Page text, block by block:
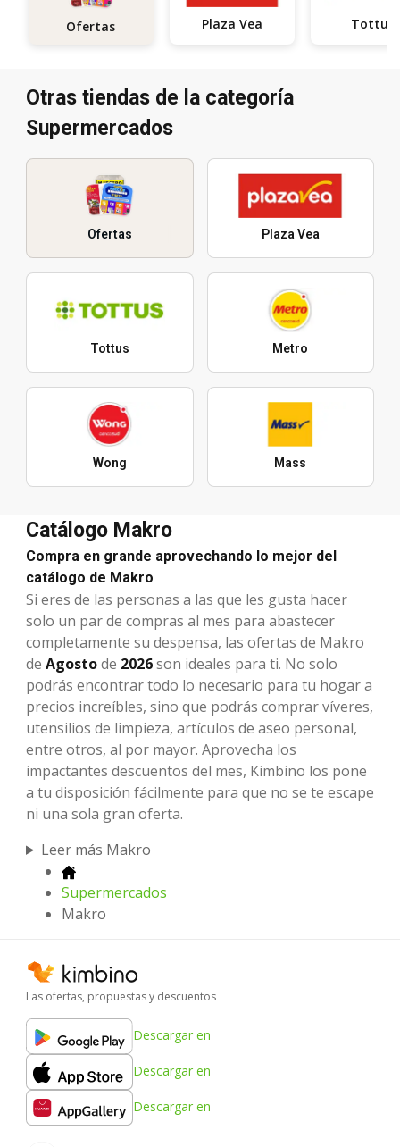
Ofertas Plaza Vea Tottus
Otras tiendas de la categoría
Supermercados
Ofertas Plaza Vea
Tottus Metro
Wong Mass
Catálogo Makro
Compra en grande aprovechando lo mejor del
catálogo de Makro
Si eres de las personas a las que les gusta hacer
solo un par de compras al mes para abastecer
completamente su despensa, las ofertas de Makro
de Agostode 2026son ideales para ti. No solo
podrás encontrar todo lo necesario para tu hogar a
precios increíbles, sino que podrás comprar víveres,
utensilios de limpieza, artículos de aseo personal,
entre otros, al por mayor. Aprovecha los
impactantes descuentos del mes, Kimbino los pone
a tu disposición fácilmente para que no se te escape
ni una sola gran oferta.
Leer más Makro
Supermercados
Makro
Las ofertas, propuestas y descuentos
Descargar en
Descargar en
Descargar en